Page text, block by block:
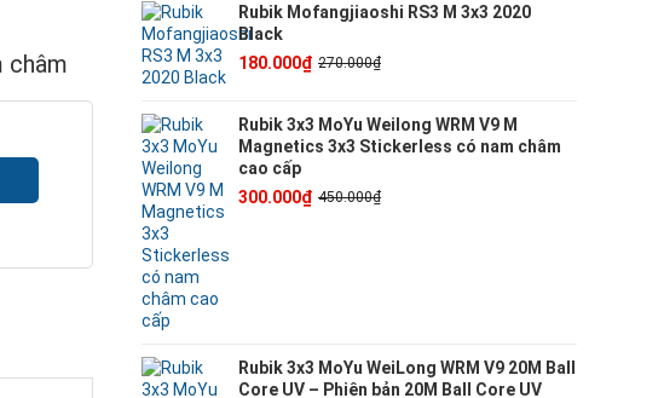
châm
Rubik Mofangjiaoshi RS3 M 3x3 2020
Black
180.000₫ 270.000₫
Rubik 3x3 MoYu Weilong WRM V9 M
Magnetics 3x3 Stickerless có nam châm
cao cấp
300.000₫ 450.000₫
Rubik 3x3 MoYu WeiLong WRM V9 20M Ball
Core UV – Phiên bản 20M Ball Core UV